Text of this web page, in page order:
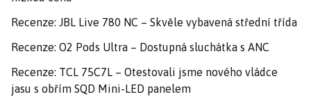
Recenze: JBL Live 780 NC – Skvěle vybavená střední třída
Recenze: O2 Pods Ultra – Dostupná sluchátka s ANC
Recenze: TCL 75C7L – Otestovali jsme nového vládce
jasu s obřím SQD Mini-LED panelem